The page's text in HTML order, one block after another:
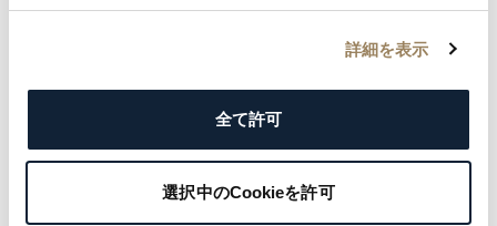
詳細を表示
全て許可
選択中のCookieを許可
変わる虹彩を放ち、ブレゲゴールドによる4つのブ
レゲ数字と8つのインデックスがチャプターリング
を成します。